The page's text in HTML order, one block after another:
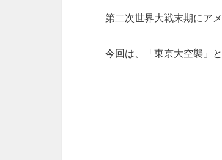
第二次世界大戦末期にア
今回は、「東京大空襲」